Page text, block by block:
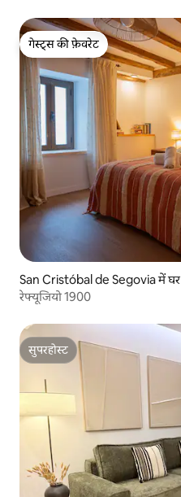
गेस्ट्स की फ़ेवरेट
गेस्ट्स की फ़ेवरेट
San Cristóbal de Segovia में घर
रेफ्यूजियो 1900
सुपरहोस्ट
सुपरहोस्ट